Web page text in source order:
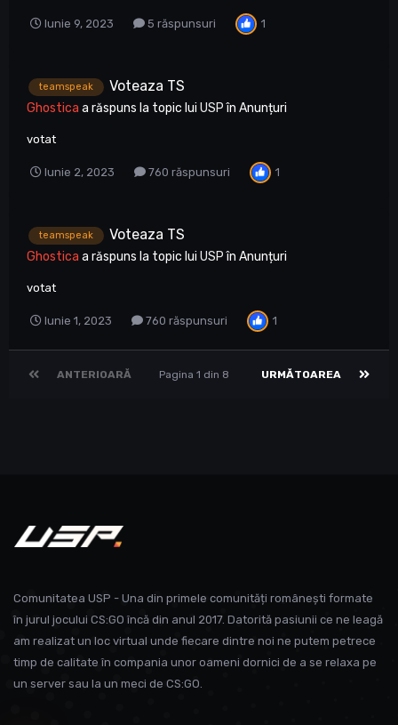
Iunie 9, 2023 5 răspunsuri 1
teamspeak Voteaza TS
Ghostica a răspuns la topic lui USPîn Anunțuri
votat
Iunie 2, 2023 760 răspunsuri 1
teamspeak Voteaza TS
Ghostica a răspuns la topic lui USPîn Anunțuri
votat
Iunie 1, 2023 760 răspunsuri 1
ANTERIOARĂ URMĂTOAREA
Pagina 1 din 8
Comunitatea USP - Una din primele comunități românești formate
în jurul jocului CS:GO încă din anul 2017. Datorită pasiunii ce ne leagă
am realizat un loc virtual unde fiecare dintre noi ne putem petrece
timp de calitate în compania unor oameni dornici de a se relaxa pe
un server sau la un meci de CS:GO.